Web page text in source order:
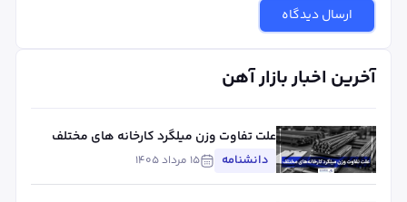
ارسال دیدگاه
آخرین اخبار بازار آهن
علت تفاوت وزن میلگرد کارخانه های مختلف
چیست؟ بررسی استاندارد، تلورانس و عوامل
مؤثر
دانشنامه ۱۵ مرداد ۱۴۰۵